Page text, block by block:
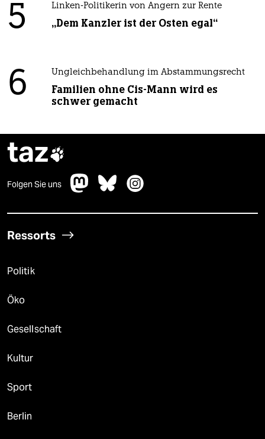
5 Linken-Politikerin von Angern zur Rente
„Dem Kanzler ist der Osten egal“
6 Ungleichbehandlung im Abstammungsrecht
Familien ohne Cis-Mann wird es
schwer gemacht
taz
Folgen Sie uns
Ressorts
Politik
Öko
Gesellschaft
Kultur
Sport
Berlin